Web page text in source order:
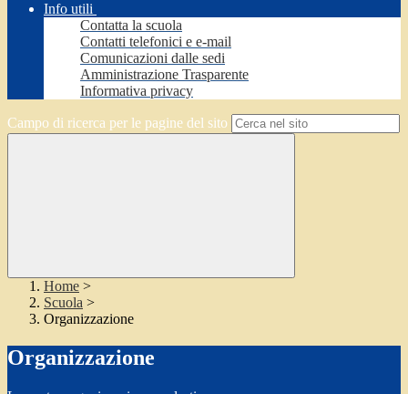
Info utili
Contatta la scuola
Contatti telefonici e e-mail
Comunicazioni dalle sedi
Amministrazione Trasparente
Informativa privacy
Campo di ricerca per le pagine del sito
Home >
Scuola >
Organizzazione
Organizzazione